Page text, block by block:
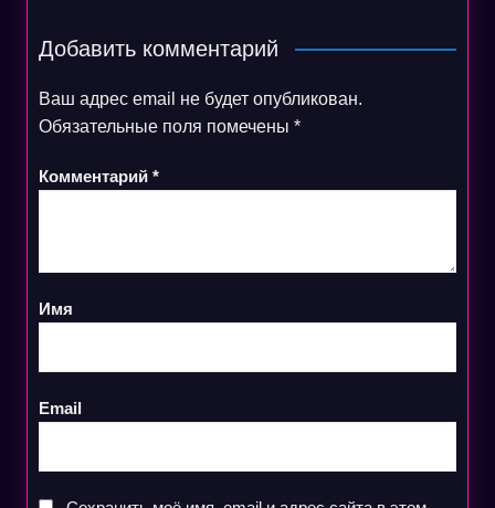
Добавить комментарий
Ваш адрес email не будет опубликован.
Обязательные поля помечены *
Комментарий *
Имя
Email